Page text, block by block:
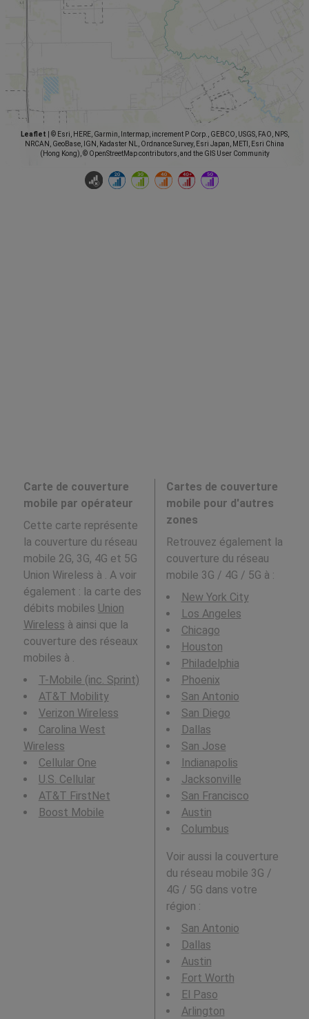
Leaflet
© Esri, HERE, Garmin, Intermap, increment P Corp., GEBCO, USGS, FAO, NPS,
NRCAN, GeoBase, IGN, Kadaster NL, Ordnance Survey, Esri Japan, METI, Esri China
(Hong Kong), © OpenStreetMap contributors, and the GIS User Community
Carte de couverture
mobile par opérateur
Cette carte représente
la couverture du réseau
mobile 2G, 3G, 4G et 5G
Union Wireless à . A voir
également : la carte des
débits mobiles Union
Wireless à ainsi que la
couverture des réseaux
mobiles à .
T-Mobile (inc. Sprint)
AT&T Mobility
Verizon Wireless
Carolina West
Wireless
Cellular One
U.S. Cellular
AT&T FirstNet
Boost Mobile
Cartes de couverture
mobile pour d'autres
zones
Retrouvez également la
couverture du réseau
mobile 3G / 4G / 5G à :
New York City
Los Angeles
Chicago
Houston
Philadelphia
Phoenix
San Antonio
San Diego
Dallas
San Jose
Indianapolis
Jacksonville
San Francisco
Austin
Columbus
Voir aussi la couverture
du réseau mobile 3G /
4G / 5G dans votre
région :
San Antonio
Dallas
Austin
Fort Worth
El Paso
Arlington